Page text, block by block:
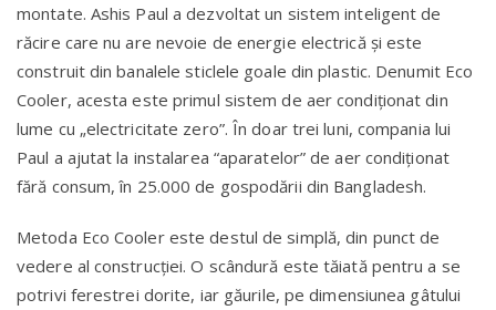
montate. Ashis Paul a dezvoltat un sistem inteligent de
răcire care nu are nevoie de energie electrică și este
construit din banalele sticlele goale din plastic. Denumit Eco
Cooler, acesta este primul sistem de aer condiționat din
lume cu „electricitate zero”. În doar trei luni, compania lui
Paul a ajutat la instalarea “aparatelor” de aer condiționat
fără consum, în 25.000 de gospodării din Bangladesh.
Metoda Eco Cooler este destul de simplă, din punct de
vedere al construcției. O scândură este tăiată pentru a se
potrivi ferestrei dorite, iar găurile, pe dimensiunea gâtului